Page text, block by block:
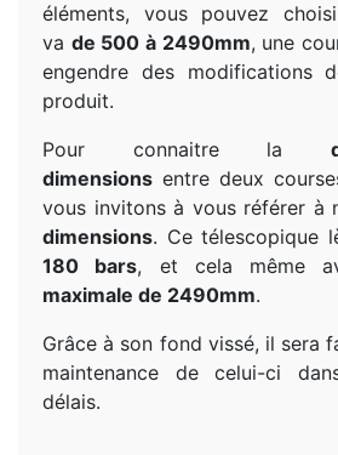
éléments, vous pouvez
va de 500 à 2490mm, une
engendre des modifications
produit.
Pour connaitre la
dimensions entre deux
vous invitons à vous référer à
dimensions. Ce télescopique
180 bars, et cela même
maximale de 2490mm.
Grâce à son fond vissé, il sera
maintenance de celui-ci
délais.